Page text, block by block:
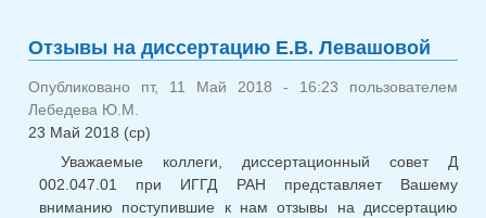
Отзывы на диссертацию Е.В. Левашовой
Опубликовано пт, 11 Май 2018 - 16:23 пользователем
Лебедева Ю.М.
23 Май 2018 (ср)
Уважаемые коллеги, диссертационный совет Д
002.047.01 при ИГГД РАН представляет Вашему
вниманию поступившие к нам отзывы на диссертацию